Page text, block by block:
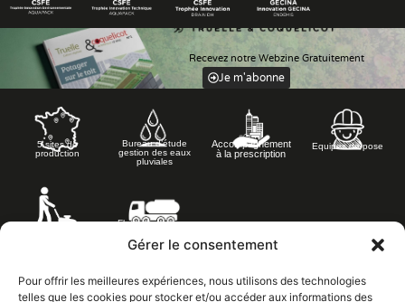
Gérer le consentement
Pour offrir les meilleures expériences, nous utilisons des technologies
telles que les cookies pour stocker et/ou accéder aux informations des
Recevez notre Webzine Gratuitement
Je m'abonne
5 sites de
production
Bureau d’étude
gestion des eaux
pluviales
Accompagnement
à la prescription
Equipes de pose
Equipes
Flotte de camions